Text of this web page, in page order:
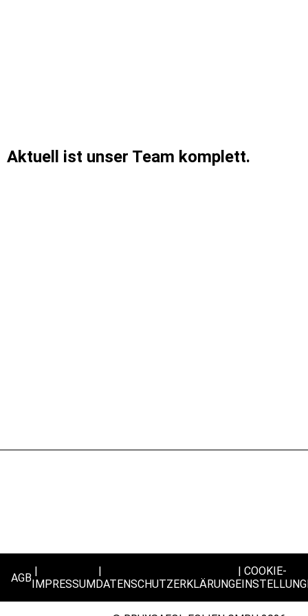
Aktuell ist unser Team komplett.
AGB IMPRESSUM DATENSCHUTZERKLÄRUNG
COOKIE-